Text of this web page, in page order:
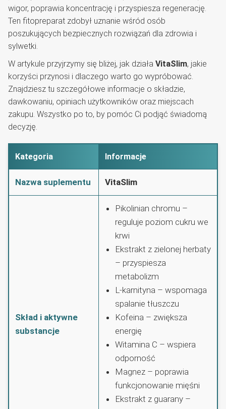
wigor, poprawia koncentrację i przyspiesza regenerację.
Ten fitopreparat zdobył uznanie wśród osób
poszukujących bezpiecznych rozwiązań dla zdrowia i
sylwetki.
W artykule przyjrzymy się bliżej, jak działa VitaSlim, jakie
korzyści przynosi i dlaczego warto go wypróbować.
Znajdziesz tu szczegółowe informacje o składzie,
dawkowaniu, opiniach użytkowników oraz miejscach
zakupu. Wszystko po to, by pomóc Ci podjąć świadomą
decyzję.
Kategoria Informacje
Nazwa suplementu VitaSlim
Skład i aktywne
substancje
Pikolinian chromu –
reguluje poziom cukru we
krwi
Ekstrakt z zielonej herbaty
– przyspiesza
metabolizm
L-karnityna – wspomaga
spalanie tłuszczu
Kofeina – zwiększa
energię
Witamina C – wspiera
odporność
Magnez – poprawia
funkcjonowanie mięśni
Ekstrakt z guarany –